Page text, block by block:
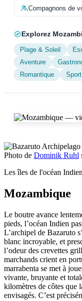
Compagnons de
Explorez
Plage & Soleil
Aventure
Romantique
Photo de Dominik Ruhl
Les îles de l'océan
Mozambique
Le boutre avance
pieds, l’océan Indien
L’archipel de Bazaruto
blanc incroyable, et
l’odeur des crevettes
marchands crient en
marrabenta se met à
vivante, bruyante et
kilomètres de côtes que
envisagés. C’est